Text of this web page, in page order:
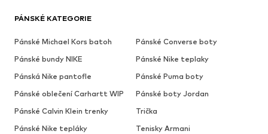
PÁNSKÉ KATEGORIE
Pánské Michael Kors batoh
Pánské Converse boty
Pánské bundy NIKE
Pánské Nike teplaky
Pánská Nike pantofle
Pánské Puma boty
Pánské oblečení Carhartt WIP
Pánské boty Jordan
Pánské Calvin Klein trenky
Trička
Pánské Nike tepláky
Tenisky Armani